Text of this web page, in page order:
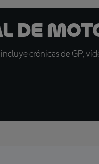
crónicas de GP,